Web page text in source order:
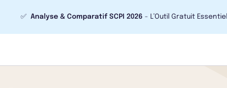
✅ Analyse & Comparatif SCPI 2026 - L’Outil Gratuit Essentiel